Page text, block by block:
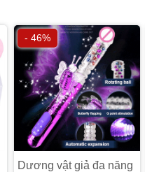
- 46%
Dương vật giả đa năng